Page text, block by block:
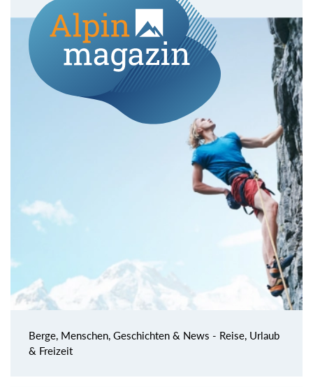
Berge, Menschen, Geschichten & News - Reise, Urlaub
& Freizeit